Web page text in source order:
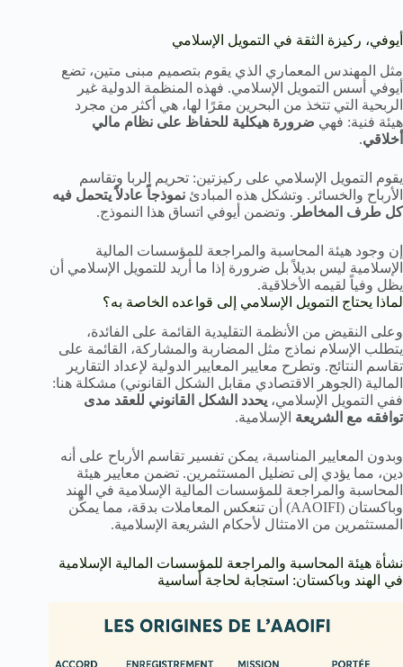
أيوفي، ركيزة الثقة في التمويل الإسلامي
مثل المهندس المعماري الذي يقوم بتصميم مبنى متين، تضع
أيوفي أسس التمويل الإسلامي. فهذه المنظمة الدولية غير
الربحية التي تتخذ من البحرين مقرًا لها، هي أكثر من مجرد
هيئة فنية: فهي ضرورة هيكلية للحفاظ على نظام مالي
أخلاقي.
يقوم التمويل الإسلامي على ركيزتين: تحريم الربا وتقاسم
الأرباح والخسائر. وتشكل هذه المبادئ نموذجاً عادلاً يتحمل فيه
كل طرف المخاطر . وتضمن أيوفي اتساق هذا النموذج.
إن وجود هيئة المحاسبة والمراجعة للمؤسسات المالية
الإسلامية ليس بديلاً بل ضرورة إذا ما أريد للتمويل الإسلامي أن
يظل وفياً لقيمه الأخلاقية.
لماذا يحتاج التمويل الإسلامي إلى قواعده الخاصة به؟
وعلى النقيض من الأنظمة التقليدية القائمة على الفائدة،
يتطلب الإسلام نماذج مثل المضاربة والمشاركة، القائمة على
تقاسم النتائج. وتطرح معايير المعايير الدولية لإعداد التقارير
المالية (الجوهر الاقتصادي مقابل الشكل القانوني) مشكلة هنا:
ففي التمويل الإسلامي، يحدد الشكل القانوني للعقد مدى
توافقه مع الشريعة الإسلامية.
وبدون المعايير المناسبة، يمكن تفسير تقاسم الأرباح على أنه
دين، مما يؤدي إلى تضليل المستثمرين. تضمن معايير هيئة
المحاسبة والمراجعة للمؤسسات المالية الإسلامية في الهند
وباكستان (AAOIFI) أن تنعكس المعاملات بدقة، مما يمكّن
المستثمرين من الامتثال لأحكام الشريعة الإسلامية.
نشأة هيئة المحاسبة والمراجعة للمؤسسات المالية الإسلامية
في الهند وباكستان: استجابة لحاجة أساسية